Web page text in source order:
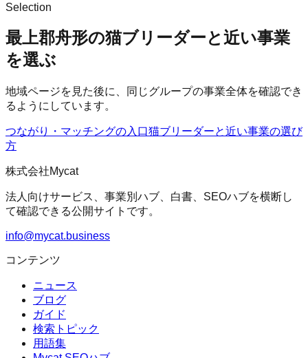
Selection
最上郡舟形の猫ブリーダーと近い事業
を選ぶ
地域ページを見た後に、同じグループの事業全体を確認でき
るようにしています。
つながり・マッチングの入口猫ブリーダーと近い事業の選び
方
株式会社Mycat
法人向けサービス、事業別ハブ、白書、SEOハブを横断し
て確認できる公開サイトです。
info@mycat.business
コンテンツ
ニュース
ブログ
ガイド
検索トピック
用語集